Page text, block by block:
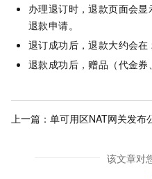
办理退订时，退款页面会
退款申请。
退订成功后，退款大约会在
退款成功后，赠品（代金券
上一篇： 单可用区NAT网关发布
该文章对